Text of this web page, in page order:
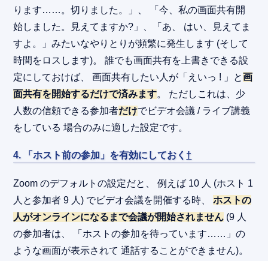
ります……。切りました。」、 「今、私の画面共有開
始しました。見えてますか?」、「あ、 はい、見えてま
すよ。」みたいなやりとりが頻繁に発生します (そして
時間をロスします)。 誰でも画面共有を上書きできる設
定にしておけば、 画面共有したい人が「えいっ ! 」と画
面共有を開始するだけで済みます。 ただしこれは、少
人数の信頼できる参加者だけでビデオ会議 / ライブ講義
をしている 場合のみに適した設定です。
4. 「ホスト前の参加」を有効にしておく †
Zoom のデフォルトの設定だと、 例えば 10 人 (ホスト 1
人と参加者 9 人) でビデオ会議を開催する時、ホストの
人がオンラインになるまで会議が開始されません (9 人
の参加者は、 「ホストの参加を待っています……」の
ような画面が表示されて 通話することができません)。